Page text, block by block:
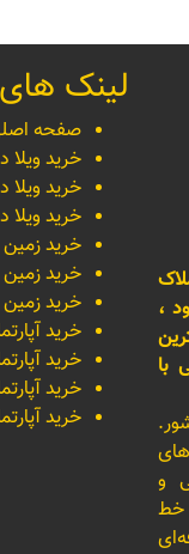
،
با
و
خط
لینک
صفحه
خرید ویلا
خرید ویلا
خرید ویلا
خرید
خرید زمین
خرید
خرید
خرید
خرید
خرید